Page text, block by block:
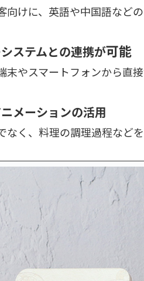
向けに、英語や中国語など
ステムとの連携が可能
末やスマートフォンから直
メーションの活用
なく、料理の調理過程など